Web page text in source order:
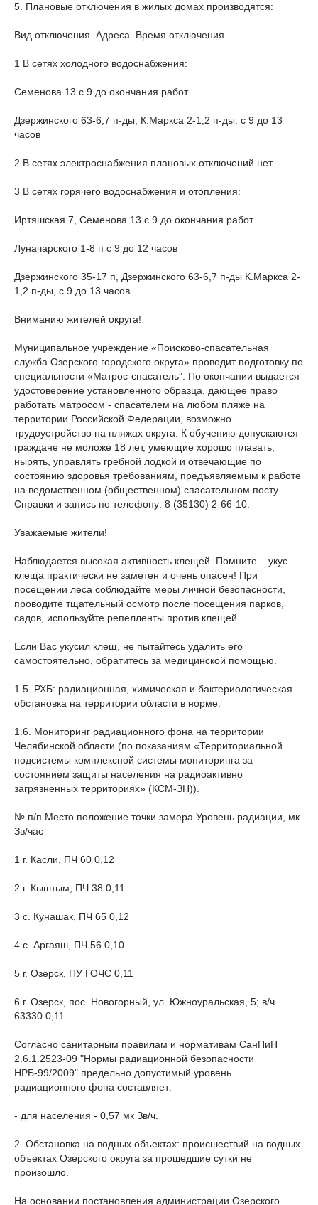
5. Плановые отключения в жилых домах производятся:
Вид отключения. Адреса. Время отключения.
1 В сетях холодного водоснабжения:
Семенова 13 с 9 до окончания работ
Дзержинского 63-6,7 п-ды, К.Маркса 2-1,2 п-ды. с 9 до 13
часов
2 В сетях электроснабжения плановых отключений нет
3 В сетях горячего водоснабжения и отопления:
Иртяшская 7, Семенова 13 с 9 до окончания работ
Луначарского 1-8 п с 9 до 12 часов
Дзержинского 35-17 п, Дзержинского 63-6,7 п-ды К.Маркса 2-
1,2 п-ды, с 9 до 13 часов
Вниманию жителей округа!
Муниципальное учреждение «Поисково-спасательная
служба Озерского городского округа» проводит подготовку по
специальности «Матрос-спасатель”. По окончании выдается
удостоверение установленного образца, дающее право
работать матросом - спасателем на любом пляже на
территории Российской Федерации, возможно
трудоустройство на пляжах округа. К обучению допускаются
граждане не моложе 18 лет, умеющие хорошо плавать,
нырять, управлять гребной лодкой и отвечающие по
состоянию здоровья требованиям, предъявляемым к работе
на ведомственном (общественном) спасательном посту.
Справки и запись по телефону: 8 (35130) 2-66-10.
Уважаемые жители!
Наблюдается высокая активность клещей. Помните – укус
клеща практически не заметен и очень опасен! При
посещении леса соблюдайте меры личной безопасности,
проводите тщательный осмотр после посещения парков,
садов, используйте репелленты против клещей.
Если Вас укусил клещ, не пытайтесь удалить его
самостоятельно, обратитесь за медицинской помощью.
1.5. РХБ: радиационная, химическая и бактериологическая
обстановка на территории области в норме.
1.6. Мониторинг радиационного фона на территории
Челябинской области (по показаниям «Территориальной
подсистемы комплексной системы мониторинга за
состоянием защиты населения на радиоактивно
загрязненных территориях» (КСМ-ЗН)).
№ п/п Место положение точки замера Уровень радиации, мк
Зв/час
1 г. Касли, ПЧ 60 0,12
2 г. Кыштым, ПЧ 38 0,11
3 с. Кунашак, ПЧ 65 0,12
4 с. Аргаяш, ПЧ 56 0,10
5 г. Озерск, ПУ ГОЧС 0,11
6 г. Озерск, пос. Новогорный, ул. Южноуральская, 5; в/ч
63330 0,11
Согласно санитарным правилам и нормативам СанПиН
2.6.1.2523-09 "Нормы радиационной безопасности
НРБ-99/2009" предельно допустимый уровень
радиационного фона составляет:
- для населения - 0,57 мк Зв/ч.
2. Обстановка на водных объектах: происшествий на водных
объектах Озерского округа за прошедшие сутки не
произошло.
На основании постановления администрации Озерского